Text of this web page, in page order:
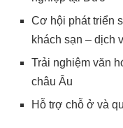
Cơ hội phát triển
khách sạn – dịch
Trải nghiệm văn
châu Âu
Hỗ trợ chỗ ở và